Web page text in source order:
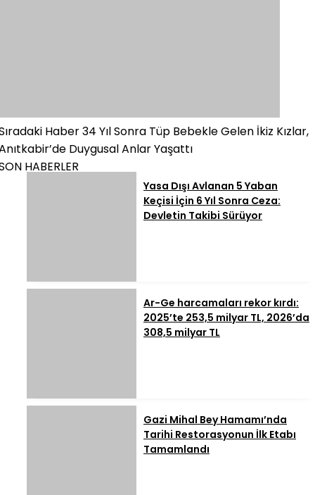
Haber34 Yıl Sonra Tüp Bebekle Gelen İkiz Kızlar,
Duygusal Anlar Yaşattı
HABERLER
Yasa Dışı Avlanan 5 Yaban
Keçisi İçin 6 Yıl Sonra Ceza:
Devletin Takibi Sürüyor
Ar-Ge harcamaları rekor kırdı:
2025’te 253,5 milyar TL, 2026’da
308,5 milyar TL
Gazi Mihal Bey Hamamı’nda
Tarihi Restorasyonun İlk Etabı
Tamamlandı